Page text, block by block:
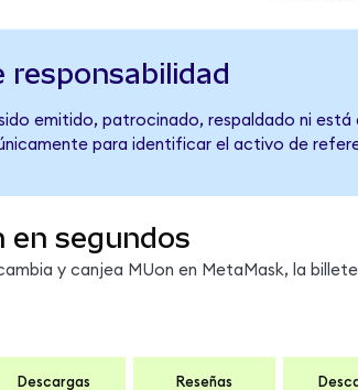
responsabilidad
emitido, patrocinado, respaldado ni
para identificar el activo de
en segundos
y canjea MUon en MetaMask, la
Descargas Reseñas